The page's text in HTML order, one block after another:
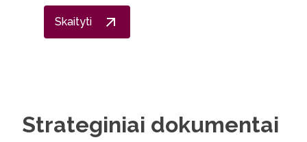
Skaityti
Strateginiai dokumentai